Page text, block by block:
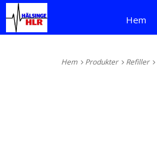
Hem Produkter Refiller
Hem